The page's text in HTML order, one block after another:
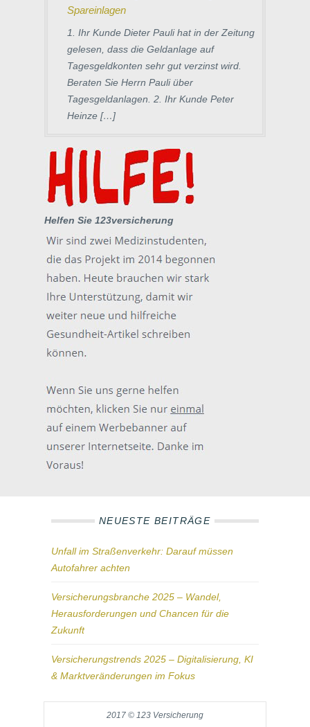
Spareinlagen
1. Ihr Kunde Dieter Pauli hat in der Zeitung
gelesen, dass die Geldanlage auf
Tagesgeldkonten sehr gut verzinst wird.
Beraten Sie Herrn Pauli über
Tagesgeldanlagen. 2. Ihr Kunde Peter
Heinze […]
Helfen Sie 123versicherung
NEUESTE BEITRÄGE
Unfall im Straßenverkehr: Darauf müssen
Autofahrer achten
Versicherungsbranche 2025 – Wandel,
Herausforderungen und Chancen für die
Zukunft
Versicherungstrends 2025 – Digitalisierung, KI
& Marktveränderungen im Fokus
2017 © 123 Versicherung